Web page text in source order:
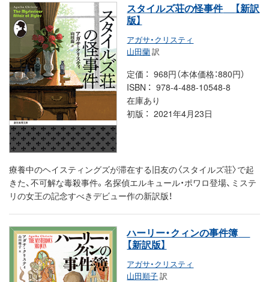
スタイルズ荘の怪事件
【新訳
版】
アガサ・クリスティ
山田蘭訳
定価
968円（本体価格：880円）
ISBN
978-4-488-10548-8
在庫あり
初版
2021年4月23日
療養中のヘイスティングズが滞在する旧友の〈スタイルズ荘〉で起
きた、不可解な毒殺事件。名探偵エルキュール・ポワロ登場、ミステ
リの女王の記念すべきデビュー作の新訳版！
ハーリー・クィンの事件簿
【新訳版】
アガサ・クリスティ
山田順子訳